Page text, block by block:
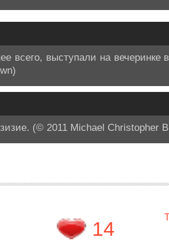
всего, выступали на
(© 2011 Michael Christopher
14